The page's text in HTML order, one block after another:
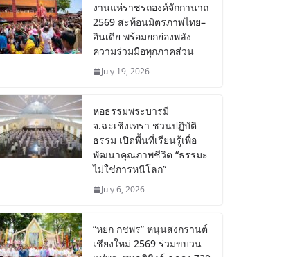
งานแห่ราชรถองค์จักกานาถ
2569 สะท้อนมิตรภาพไทย–
อินเดีย พร้อมยกย่องพลัง
ความร่วมมือทุกภาคส่วน
July 19, 2026
หอธรรมพระบารมี
จ.ฉะเชิงเทรา ชวนปฏิบัติ
ธรรม เปิดพื้นที่เรียนรู้เพื่อ
พัฒนาคุณภาพชีวิต “ธรรมะ
ไม่ใช่การหนีโลก”
July 6, 2026
“หยก กชพร” หนุนสงกรานต์
เชียงใหม่ 2569 ร่วมขบวน